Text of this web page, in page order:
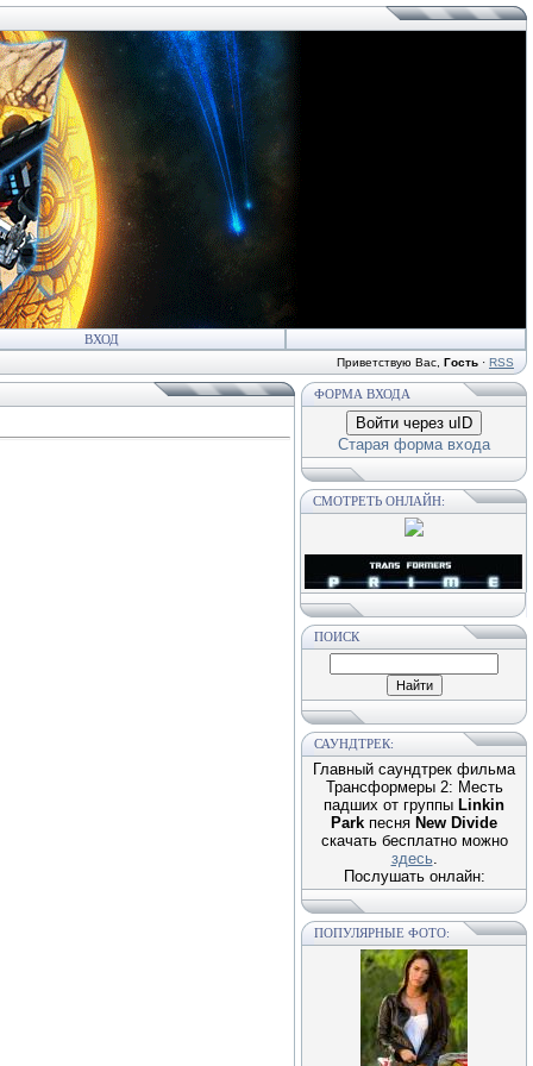
ВХОД
Приветствую Вас Гость · RSS
ФОРМА ВХОДА
Войти через uID
Старая форма входа
СМОТРЕТЬ ОНЛАЙН:
ПОИСК
САУНДТРЕК:
Главный саундтрек фильма
Трансформеры 2: Месть
падших от группы Linkin
Park песня New Divide
скачать бесплатно можно
здесь.
Послушать онлайн:
ПОПУЛЯРНЫЕ ФОТО: